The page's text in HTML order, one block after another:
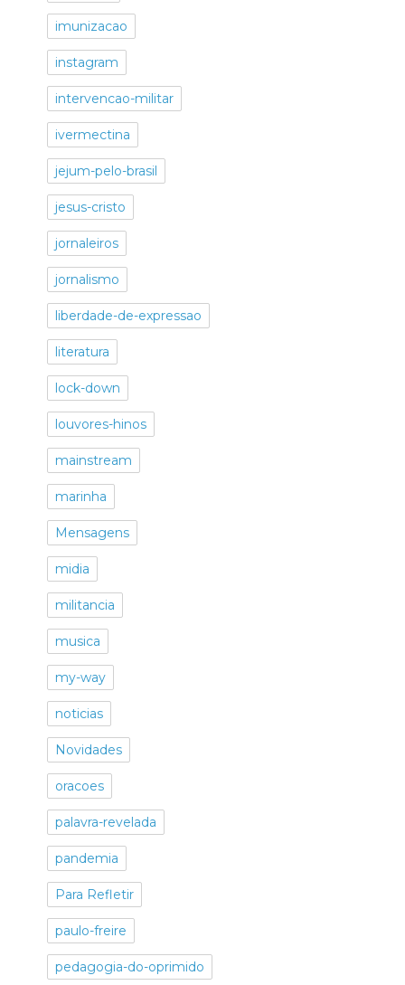
imunizacao
instagram
intervencao-militar
ivermectina
jejum-pelo-brasil
jesus-cristo
jornaleiros
jornalismo
liberdade-de-expressao
literatura
lock-down
louvores-hinos
mainstream
marinha
Mensagens
midia
militancia
musica
my-way
noticias
Novidades
oracoes
palavra-revelada
pandemia
Para Refletir
paulo-freire
pedagogia-do-oprimido